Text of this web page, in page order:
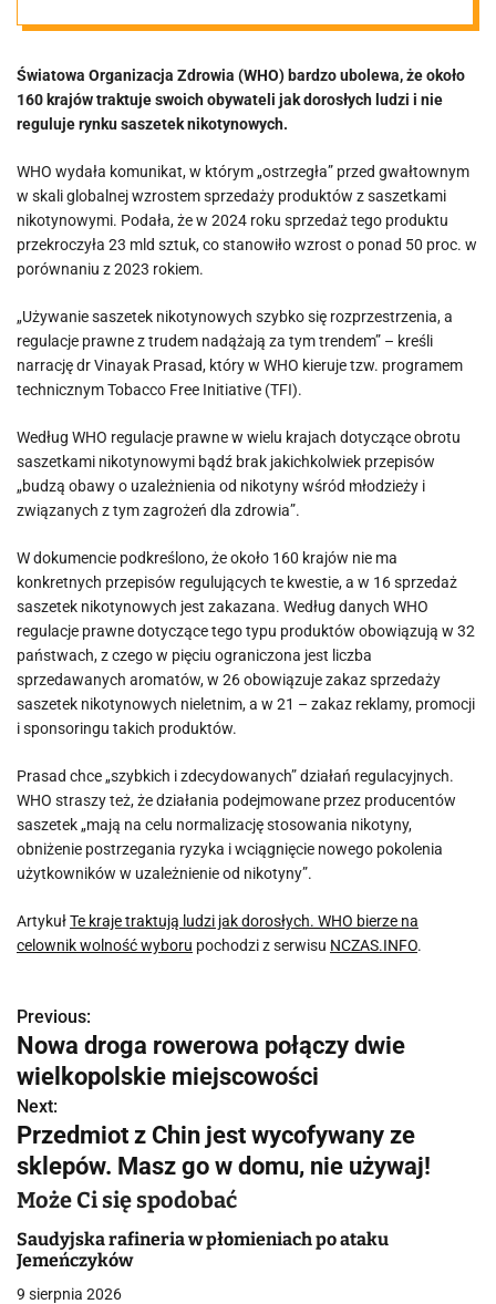
celownik
wolność
wyboru
Światowa Organizacja Zdrowia (WHO) bardzo ubolewa, że około
160 krajów traktuje swoich obywateli jak dorosłych ludzi i nie
reguluje rynku saszetek nikotynowych.
WHO wydała komunikat, w którym „ostrzegła” przed gwałtownym
w skali globalnej wzrostem sprzedaży produktów z saszetkami
nikotynowymi. Podała, że w 2024 roku sprzedaż tego produktu
przekroczyła 23 mld sztuk, co stanowiło wzrost o ponad 50 proc. w
porównaniu z 2023 rokiem.
„Używanie saszetek nikotynowych szybko się rozprzestrzenia, a
regulacje prawne z trudem nadążają za tym trendem” – kreśli
narrację dr Vinayak Prasad, który w WHO kieruje tzw. programem
technicznym Tobacco Free Initiative (TFI).
Według WHO regulacje prawne w wielu krajach dotyczące obrotu
saszetkami nikotynowymi bądź brak jakichkolwiek przepisów
„budzą obawy o uzależnienia od nikotyny wśród młodzieży i
związanych z tym zagrożeń dla zdrowia”.
W dokumencie podkreślono, że około 160 krajów nie ma
konkretnych przepisów regulujących te kwestie, a w 16 sprzedaż
saszetek nikotynowych jest zakazana. Według danych WHO
regulacje prawne dotyczące tego typu produktów obowiązują w 32
państwach, z czego w pięciu ograniczona jest liczba
sprzedawanych aromatów, w 26 obowiązuje zakaz sprzedaży
saszetek nikotynowych nieletnim, a w 21 – zakaz reklamy, promocji
i sponsoringu takich produktów.
Prasad chce „szybkich i zdecydowanych” działań regulacyjnych.
WHO straszy też, że działania podejmowane przez producentów
saszetek „mają na celu normalizację stosowania nikotyny,
obniżenie postrzegania ryzyka i wciągnięcie nowego pokolenia
użytkowników w uzależnienie od nikotyny”.
ArtykułTe kraje traktują ludzi jak dorosłych. WHO bierze na
celownik wolność wyboru pochodzi z serwisu NCZAS.INFO.
N
a
w
i
g
a
c
Previous:
Nowa droga rowerowa połączy dwie
wielkopolskie miejscowości
Next:
Przedmiot z Chin jest wycofywany ze
sklepów. Masz go w domu, nie używaj!
Może Ci się spodobać
Saudyjska rafineria w płomieniach po ataku
Jemeńczyków
9 sierpnia 2026